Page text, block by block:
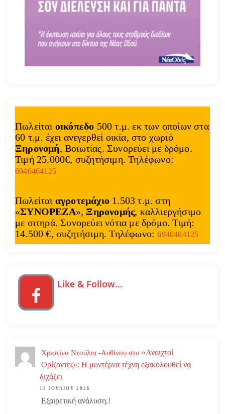
Πωλείται οικόπεδο 500 τ.μ. εκ των οποίων στα
60 τ.μ. έχει ανεγερθεί οικία, στο χωριό
Ξηρονομή, Βοιωτίας. Συνορεύει με δρόμο.
Τιμή 25.000€, συζητήσιμη. Τηλέφωνο:
6946464125
Πωλείται αγροτεμάχιο 1.503 τ.μ. στη
«ΣΥΝΟΡΕΖΑ», Ξηρονομής, καλλιεργήσιμο
με σιτηρά. Συνορεύει νότια με δρόμο. Τιμή:
14.500 €, συζητήσιμη. Τηλέφωνο:6946464125
Like & Follow…
Χριστίνα Ντούλια -Αυθίνου στο «Ανοιχτοί
Ορίζοντες»: Η μοντέρνα τέχνη εξακολουθεί να
διχάζει
13 ΙΟΥΛΊΟΥ 2026
Εξαιρετική ανάλυση.!